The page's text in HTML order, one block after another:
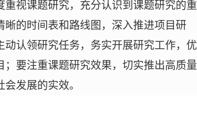
视课题研究，充分认识到课题研究的重
的时间表和路线图，深入推进项目研
认领研究任务，务实开展研究工作，优
要注重课题研究效果，切实推出高质量
发展的实效。